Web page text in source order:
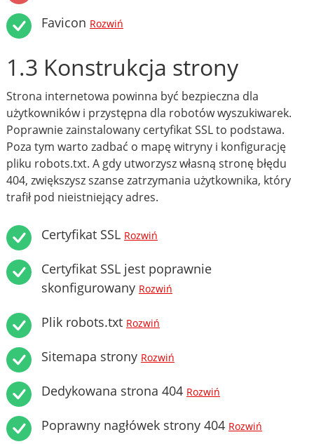
Favicon Rozwiń
1.3 Konstrukcja strony
Strona internetowa powinna być bezpieczna dla
użytkowników i przystępna dla robotów wyszukiwarek.
Poprawnie zainstalowany certyfikat SSL to podstawa.
Poza tym warto zadbać o mapę witryny i konfigurację
pliku robots.txt. A gdy utworzysz własną stronę błędu
404, zwiększysz szanse zatrzymania użytkownika, który
trafił pod nieistniejący adres.
Certyfikat SSL Rozwiń
Certyfikat SSL jest poprawnie
skonfigurowany Rozwiń
Plik robots.txt Rozwiń
Sitemapa strony Rozwiń
Dedykowana strona 404 Rozwiń
Poprawny nagłówek strony 404 Rozwiń